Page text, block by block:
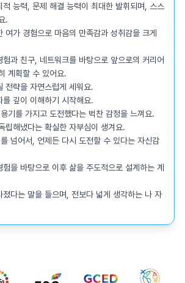
적 능력, 문제 해결 능력이 최대한 발휘되며, 스스
.
여가 경험으로 마음의 만족감과 성취감을 크게
험과 친구, 네트워크를 바탕으로 앞으로의 커리어
계획할 수 있어요.
전략을 자연스럽게 세워요.
를 깊이 이해하기 시작해요.
기를 가지고 도전했다는 벅찬 감정을 느껴요.
립해냈다는 확실한 자부심이 생겨요.
넘어서, 언제든 다시 도전할 수 있다는 자신감
험을 바탕으로 이후 삶을 주도적으로 설계하는 계
졌다는 말을 들으며, 전보다 넓게 생각하는 나 자